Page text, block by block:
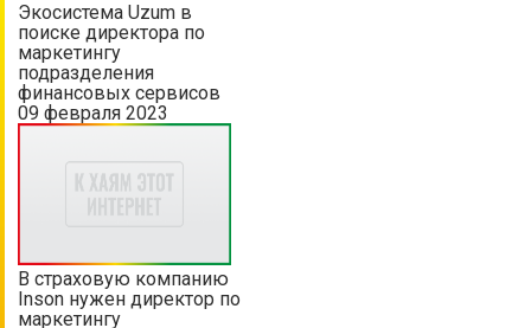
Экосистема Uzum в
поиске директора по
маркетингу
подразделения
финансовых сервисов
09 февраля 2023
В страховую компанию
Inson нужен директор по
маркетингу